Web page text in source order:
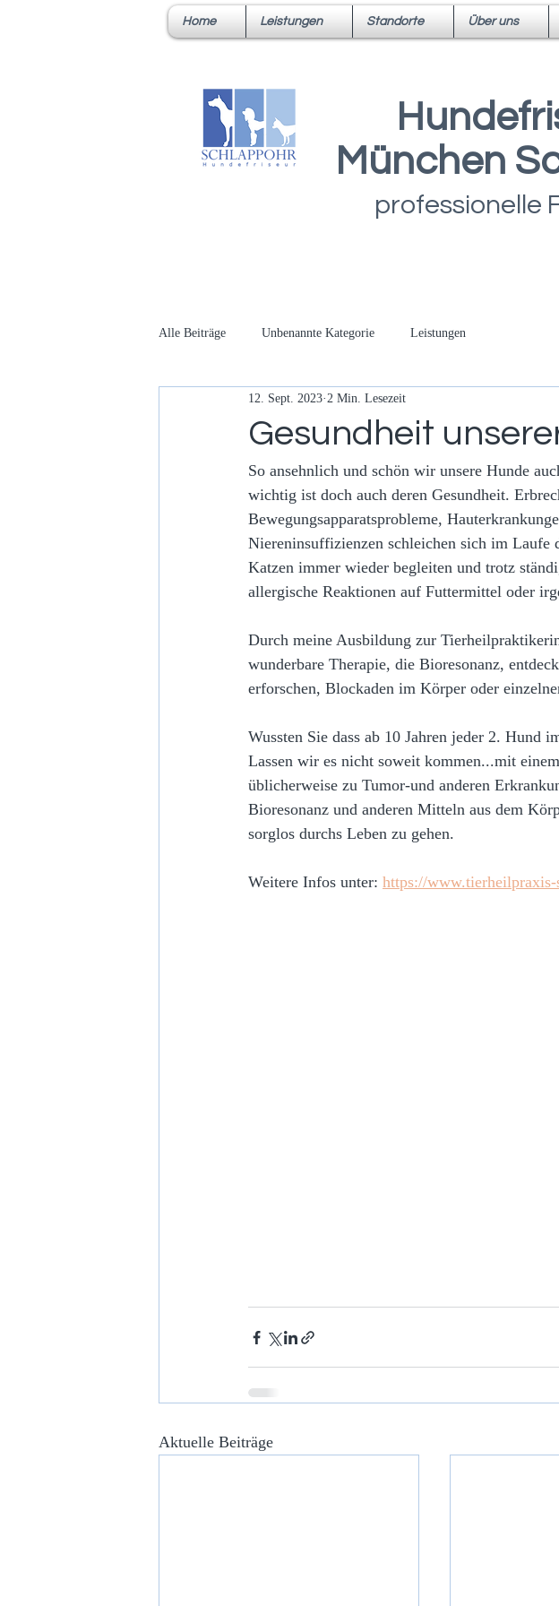
Home Leistungen Standorte Über uns
München
professionelle
Alle Beiträge Unbenannte Kategorie Leistungen
Gesundheit
12. Sept. 2023 2 Min. Lesezeit
So ansehnlich und schön wir unsere Hunde
wichtig ist doch auch deren Gesundheit.
Bewegungsapparatsprobleme,
Niereninsuffizienzen schleichen sich im Laufe
Katzen immer wieder begleiten und trotz
allergische Reaktionen auf Futtermittel oder
Durch meine Ausbildung zur
wunderbare Therapie, die Bioresonanz,
erforschen, Blockaden im Körper oder
Wussten Sie dass ab 10 Jahren jeder 2. Hund
Lassen wir es nicht soweit kommen...mit
üblicherweise zu Tumor-und anderen
Bioresonanz und anderen Mitteln aus dem
sorglos durchs Leben zu gehen.
Weitere Infos unter: https://www.tierheilpraxis-
Aktuelle Beiträge